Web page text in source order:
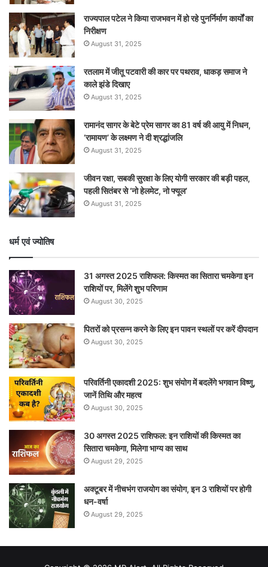
राज्यपाल पटेल ने किया राजभवन में हो रहे पुनर्निर्माण कार्यों का
निरीक्षण
August 31, 2025
रतलाम में जीतू पटवारी की कार पर पथराव, धाकड़ समाज ने
काले झंडे दिखाए
August 31, 2025
रामानंद सागर के बेटे प्रेम सागर का 81 वर्ष की आयु में निधन,
‘रामायण’ के लक्ष्मण ने दी श्रद्धांजलि
August 31, 2025
जीवन रक्षा, सबकी सुरक्षा के लिए योगी सरकार की बड़ी पहल,
पहली सितंबर से ‘नो हेलमेट, नो फ्यूल’
August 31, 2025
धर्म एवं ज्योतिष
31 अगस्त 2025 राशिफल: किस्मत का सितारा चमकेगा इन
राशियों पर, मिलेंगे शुभ परिणाम
August 30, 2025
पितरों को प्रसन्न करने के लिए इन पावन स्थलों पर करें दीपदान
August 30, 2025
परिवर्तिनी एकादशी 2025: शुभ संयोग में बदलेंगे भगवान विष्णु,
जानें तिथि और महत्व
August 30, 2025
30 अगस्त 2025 राशिफल: इन राशियों की किस्मत का
सितारा चमकेगा, मिलेगा भाग्य का साथ
August 29, 2025
अक्टूबर में नीचभंग राजयोग का संयोग, इन 3 राशियों पर होगी
धन-वर्षा
August 29, 2025